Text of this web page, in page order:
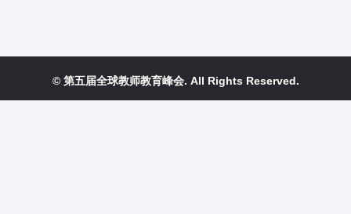
© 第五届全球教师教育峰会. All Rights Reserved.